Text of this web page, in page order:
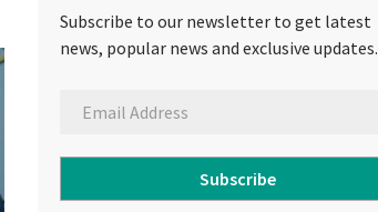
Subscribe to our newsletter to get latest
news, popular news and exclusive updates.
Subscribe